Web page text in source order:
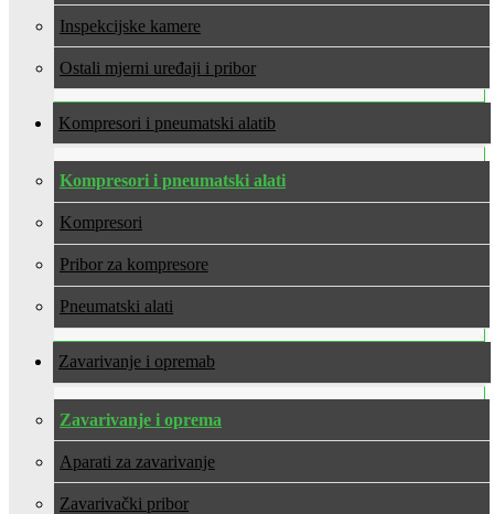
Inspekcijske kamere
Ostali mjerni uređaji i pribor
Kompresori i pneumatski alati
Kompresori i pneumatski alati
Kompresori
Pribor za kompresore
Pneumatski alati
Zavarivanje i oprema
Zavarivanje i oprema
Aparati za zavarivanje
Zavarivački pribor